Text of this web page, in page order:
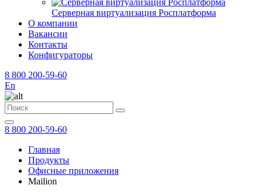
Серверная виртуализация Росплатформа
О компании
Вакансии
Контакты
Конфигураторы
8 800 200-59-60
En
8 800 200-59-60
Главная
Продукты
Офисные приложения
Mailion